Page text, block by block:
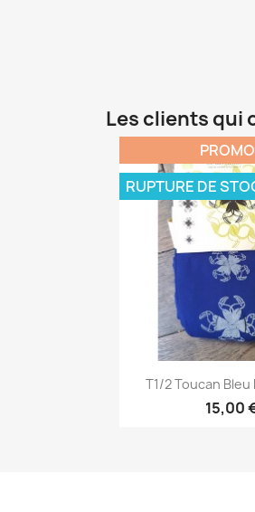
Les clients qui
Aperçu
T1/2 Toucan
15,00
RUPTURE DE